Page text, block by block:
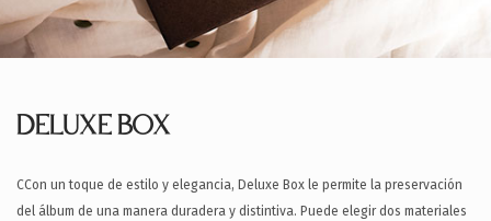
DELUXE BOX
CCon un toque de estilo y elegancia, Deluxe Box le permite la preservación
del álbum de una manera duradera y distintiva. Puede elegir dos materiales